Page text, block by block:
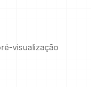
visualização